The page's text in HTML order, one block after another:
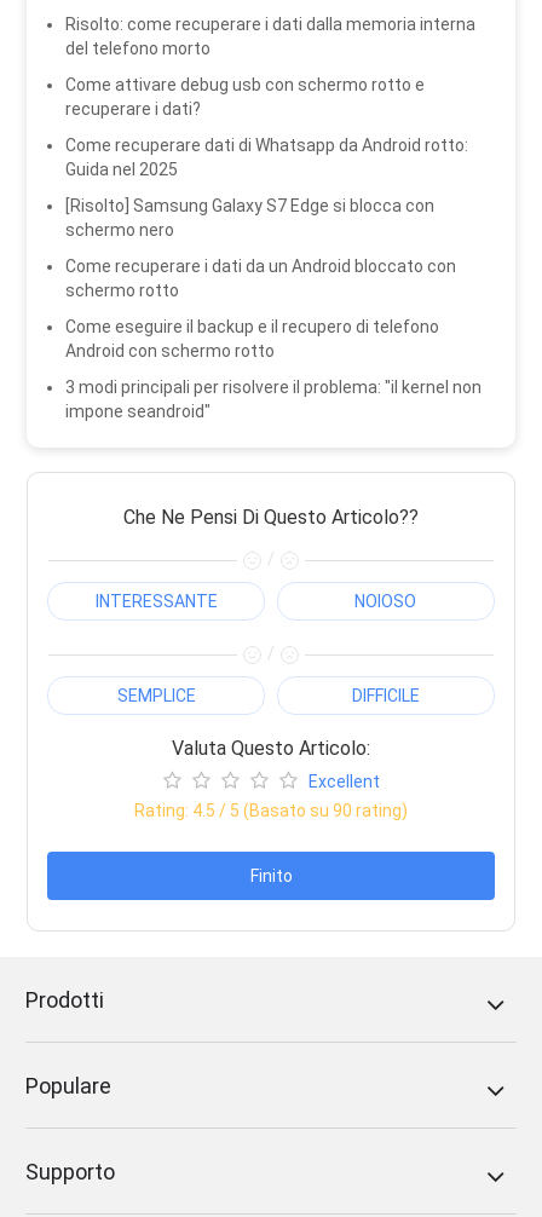
Risolto: come recuperare i dati dalla memoria interna
del telefono morto
Come attivare debug usb con schermo rotto e
recuperare i dati?
Come recuperare dati di Whatsapp da Android rotto:
Guida nel 2025
[Risolto] Samsung Galaxy S7 Edge si blocca con
schermo nero
Come recuperare i dati da un Android bloccato con
schermo rotto
Come eseguire il backup e il recupero di telefono
Android con schermo rotto
3 modi principali per risolvere il problema: "il kernel non
impone seandroid"
Che Ne Pensi Di Questo Articolo??
/
INTERESSANTE NOIOSO
/
SEMPLICE DIFFICILE
Valuta Questo Articolo:
Excellent
Rating: 4.5 / 5 (Basato su 90 rating)
Finito
Prodotti
Populare
Supporto